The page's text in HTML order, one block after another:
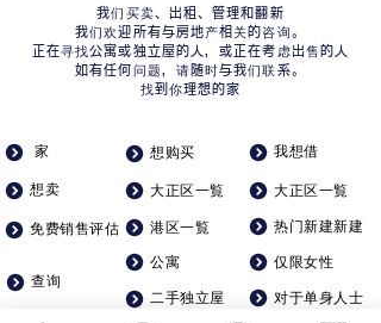
我们买卖、出租、管理和翻新
我们欢迎所有与房地产相关的咨询。
正在寻找公寓或独立屋的人，或正在考虑出售的人
如有任何问题，请随时与我们联系。
找到你理想的家
家
想卖
想购买
大正区一覧
免费销售评估
查询
公寓
二手独立屋
港区一覧
我想借
大正区一覧
热门新建新建
仅限女性
对于单身人士